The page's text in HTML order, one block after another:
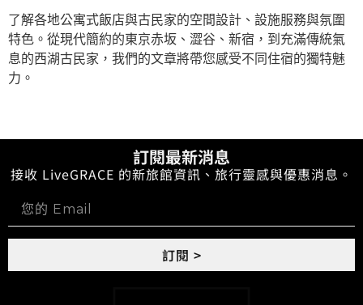
了解各地公寓式飯店與古民家的空間設計、設施服務與氛圍
特色。從現代簡約的東京赤坂、澀谷、新宿，到充滿傳統氣
息的西湖古民家，我們的文章將帶您感受不同住宿的獨特魅
力。
訂閱最新消息
接收 LiveGRACE 的新旅館資訊、旅行靈感與優惠消息。
訂閱 >